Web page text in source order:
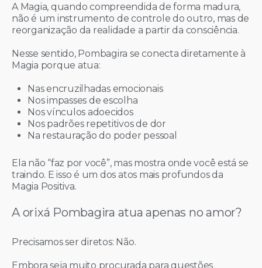
A Magia, quando compreendida de forma madura,
não é um instrumento de controle do outro, mas de
reorganização da realidade a partir da consciência.
Nesse sentido, Pombagira se conecta diretamente à
Magia porque atua:
Nas encruzilhadas emocionais
Nos impasses de escolha
Nos vínculos adoecidos
Nos padrões repetitivos de dor
Na restauração do poder pessoal
Ela não “faz por você”, mas mostra onde você está se
traindo. E isso é um dos atos mais profundos da
Magia Positiva.
A orixá Pombagira atua apenas no amor?
Precisamos ser diretos: Não.
Embora seja muito procurada para questões